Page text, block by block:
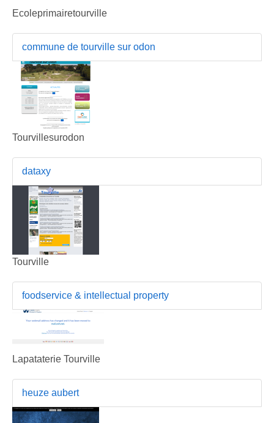
Ecoleprimairetourville
commune de tourville sur odon
Tourvillesurodon
dataxy
Tourville
foodservice & intellectual property
Lapataterie Tourville
heuze aubert